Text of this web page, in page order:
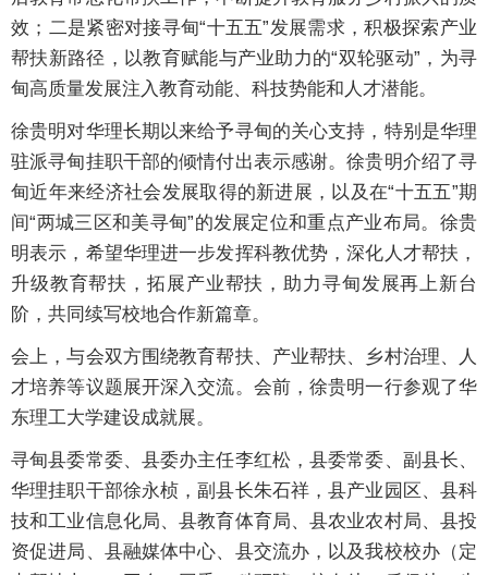
效；二是紧密对接寻甸“十五五”发展需求，积极探索产业
帮扶新路径，以教育赋能与产业助力的“双轮驱动”，为寻
甸高质量发展注入教育动能、科技势能和人才潜能。
徐贵明对华理长期以来给予寻甸的关心支持，特别是华理
驻派寻甸挂职干部的倾情付出表示感谢。徐贵明介绍了寻
甸近年来经济社会发展取得的新进展，以及在“十五五”期
间“两城三区和美寻甸”的发展定位和重点产业布局。徐贵
明表示，希望华理进一步发挥科教优势，深化人才帮扶，
升级教育帮扶，拓展产业帮扶，助力寻甸发展再上新台
阶，共同续写校地合作新篇章。
会上，与会双方围绕教育帮扶、产业帮扶、乡村治理、人
才培养等议题展开深入交流。会前，徐贵明一行参观了华
东理工大学建设成就展。
寻甸县委常委、县委办主任李红松，县委常委、副县长、
华理挂职干部徐永桢，副县长朱石祥，县产业园区、县科
技和工业信息化局、县教育体育局、县农业农村局、县投
资促进局、县融媒体中心、县交流办，以及我校校办（定